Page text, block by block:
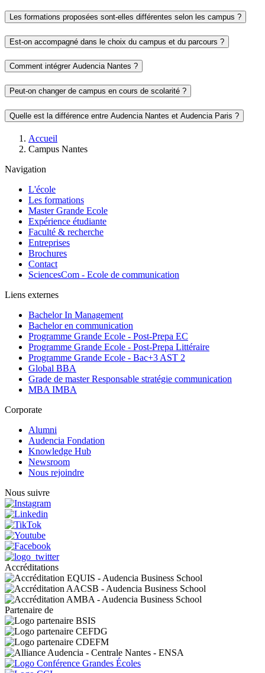
Les formations proposées sont-elles différentes selon les campus ?
Est-on accompagné dans le choix du campus et du parcours ?
Comment intégrer Audencia Nantes ?
Peut-on changer de campus en cours de scolarité ?
Quelle est la différence entre Audencia Nantes et Audencia Paris ?
d'Ariane
Accueil
Campus Nantes
Navigation
L'école
Les formations
Master Grande Ecole
Expérience étudiante
Faculté & recherche
Entreprises
Brochures
Contact
SciencesCom - Ecole de communication
Liens externes
Bachelor In Management
Bachelor en communication
Programme Grande Ecole - Post-Prepa EC
Programme Grande Ecole - Post-Prepa Littéraire
Programme Grande Ecole - Bac+3 AST 2
Global BBA
Grade de master Responsable stratégie communication
MBA IMBA
Corporate
Alumni
Audencia Fondation
Knowledge Hub
Newsroom
Nous rejoindre
Nous suivre
Accréditations
Partenaire de